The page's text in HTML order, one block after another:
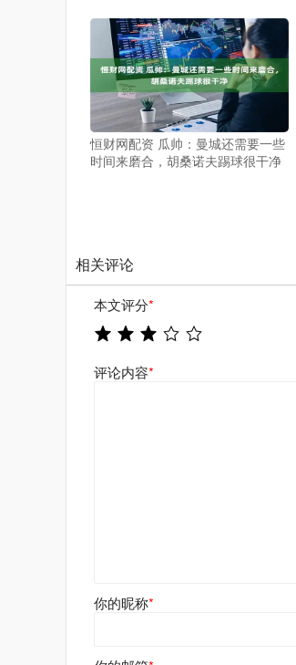
恒财网配资 瓜帅：曼城还需要一些
时间来磨合，胡桑诺夫踢球很干净
相关评论
本文评分*
评论内容*
你的昵称*